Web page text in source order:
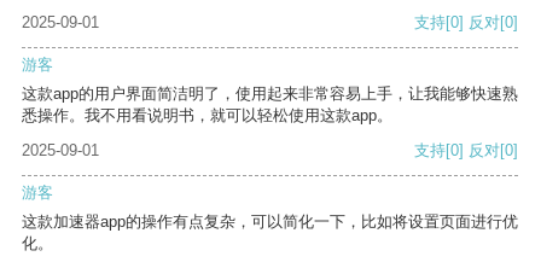
2025-09-01 支持[0] 反对[0]
游客
这款app的用户界面简洁明了，使用起来非常容易上手，让我能够快速熟
悉操作。我不用看说明书，就可以轻松使用这款app。
2025-09-01
支持[0] 反对[0]
游客
这款加速器app的操作有点复杂，可以简化一下，比如将设置页面进行优
化。